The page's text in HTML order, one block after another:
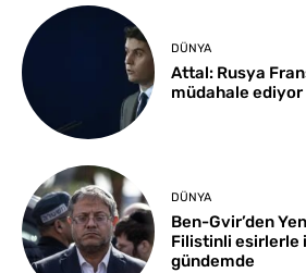
DÜNYA
Attal: Rusya
müdahale ediyor
DÜNYA
Ben-Gvir’den
Filistinli esirlerle
gündemde